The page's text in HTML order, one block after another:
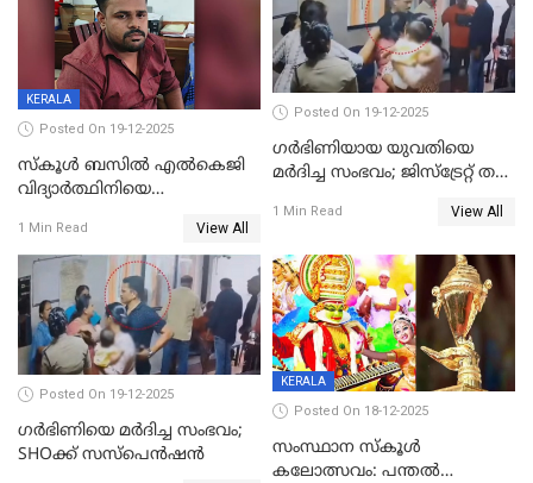
KERALA
Posted On 19-12-2025
സ്കൂൾ ബസിൽ എൽകെജി
വിദ്യാര്‍ത്ഥിനിയെ
ക്ലീനര്‍ പിടിയിൽ
1 Min Read View All
Posted On 19-12-2025
ഗര്‍ഭിണിയായ യുവതിയെ
മര്‍ദിച്ച സംഭവം; ജിസ്‌ട്രേറ്റ് തല
യുവതി
1 Min Read View All
Posted On 19-12-2025
ഗര്‍ഭിണിയെ മർദിച്ച സംഭവം;
SHOക്ക് സസ്പെൻഷൻ
KERALA
Posted On 18-12-2025
സംസ്ഥാന സ്കൂൾ
കലോത്സവം: പന്തൽ